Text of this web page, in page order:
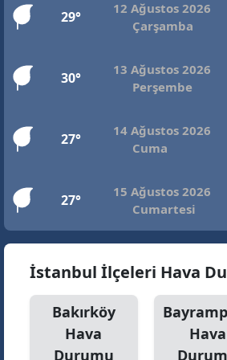
29°
12 Ağustos 2026
Çarşamba
30°
13 Ağustos 2026
Perşembe
27°
14 Ağustos 2026
Cuma
27°
15 Ağustos 2026
Cumartesi
İstanbul İlçeleri Hava
Bakırköy
Hava
Durumu
Hava